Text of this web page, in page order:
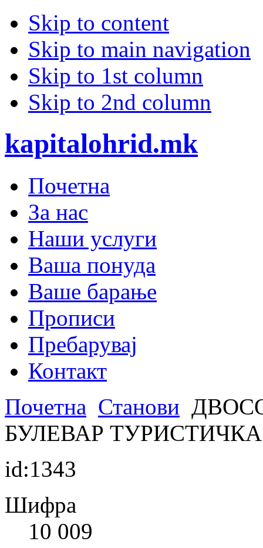
Skip to content
Skip to main navigation
Skip to 1st column
Skip to 2nd column
kapitalohrid.mk
Почетна
За нас
Наши услуги
Ваша понуда
Ваше барање
Прописи
Пребарувај
Контакт
Почетна Станови
БУЛЕВАР
id:1343
Шифра
10 009